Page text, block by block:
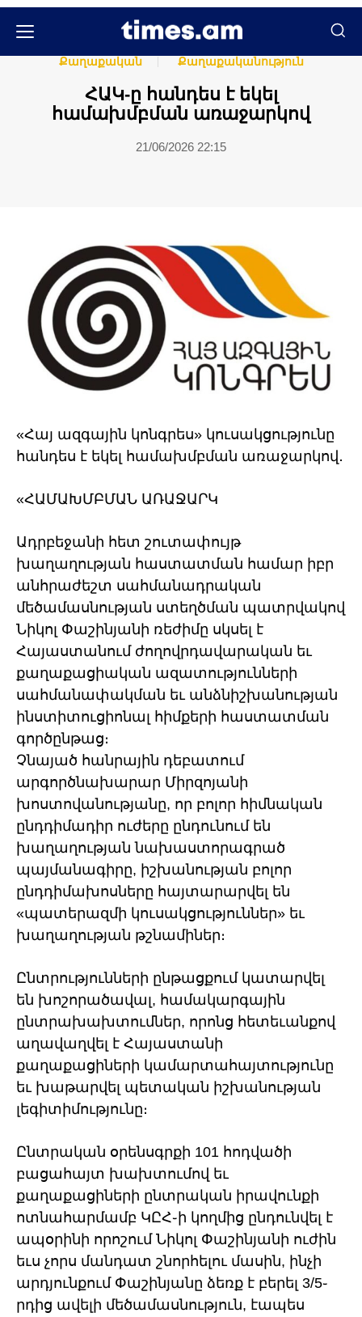
Քաղաքական
Քաղաքականություն
ՀԱԿ-ը հանդես է եկել
համախմբման առաջարկով
21/06/2026 22:15
«Հայ ազգային կոնգրես» կուսակցությունը
հանդես է եկել համախմբման առաջարկով․
«ՀԱՄԱԽՄԲՄԱՆ ԱՌԱՋԱՐԿ
Ադրբեջանի հետ շուտափույթ
խաղաղության հաստատման համար իբր
անհրաժեշտ սահմանադրական
մեծամասնության ստեղծման պատրվակով
Նիկոլ Փաշինյանի ռեժիմը սկսել է
Հայաստանում ժողովրդավարական եւ
քաղաքացիական ազատությունների
սահմանափակման եւ անձնիշխանության
ինստիտուցիոնալ հիմքերի հաստատման
գործընթաց։
Չնայած հանրային դեբատում
արգործնախարար Միրզոյանի
խոստովանությանը, որ բոլոր հիմնական
ընդդիմադիր ուժերը ընդունում են
խաղաղության նախաստորագրած
պայմանագիրը, իշխանության բոլոր
ընդդիմախոսները հայտարարվել են
«պատերազմի կուսակցություններ» եւ
խաղաղության թշնամիներ։
Ընտրությունների ընթացքում կատարվել
են խոշորածավալ, համակարգային
ընտրախախտումներ, որոնց հետեւանքով
աղավաղվել է Հայաստանի
քաղաքացիների կամարտահայտությունը
եւ խաթարվել պետական իշխանության
լեգիտիմությունը։
Ընտրական օրենսգրքի 101 հոդվածի
բացահայտ խախտումով եւ
քաղաքացիների ընտրական իրավունքի
ոտնահարմամբ ԿԸՀ֊ի կողմից ընդունվել է
ապօրինի որոշում Նիկոլ Փաշինյանի ուժին
եւս չորս մանդատ շնորհելու մասին, ինչի
արդյունքում Փաշինյանը ձեռք է բերել 3/5֊
րդից ավելի մեծամասնություն, էապես